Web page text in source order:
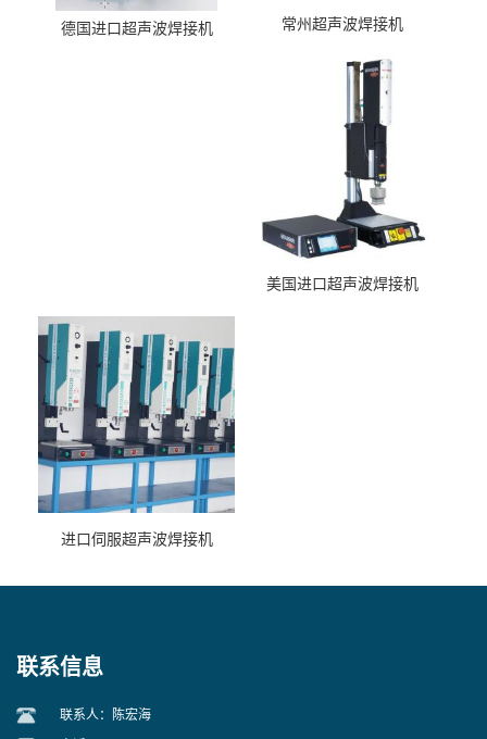
德国进口超声波焊接机 常州超声波焊接机
美国进口超声波焊接机
进口伺服超声波焊接机
联系信息
联系人：陈宏海